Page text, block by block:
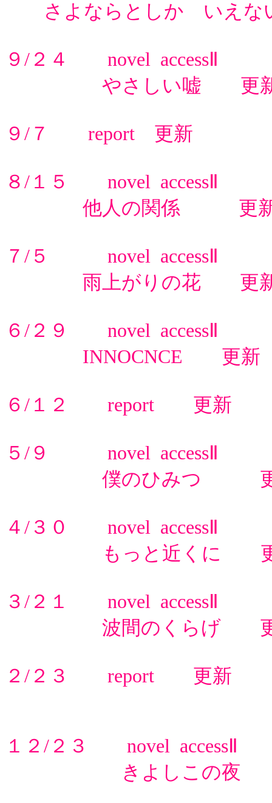
さよならとしか いえ
９/２４ novel accessⅡ
やさしい嘘 更
９/７ report 更新
８/１５ novel accessⅡ
他人の関係 更
７/５ novel accessⅡ
雨上がりの花 更
６/２９ novel accessⅡ
INNOCNCE 更新
６/１２ report 更新
５/９ novel accessⅡ
僕のひみつ 更
４/３０ novel accessⅡ
もっと近くに 更
３/２１ novel accessⅡ
波間のくらげ 更
２/２３ report 更新
１２/２３ novel accessⅡ
きよしこの夜